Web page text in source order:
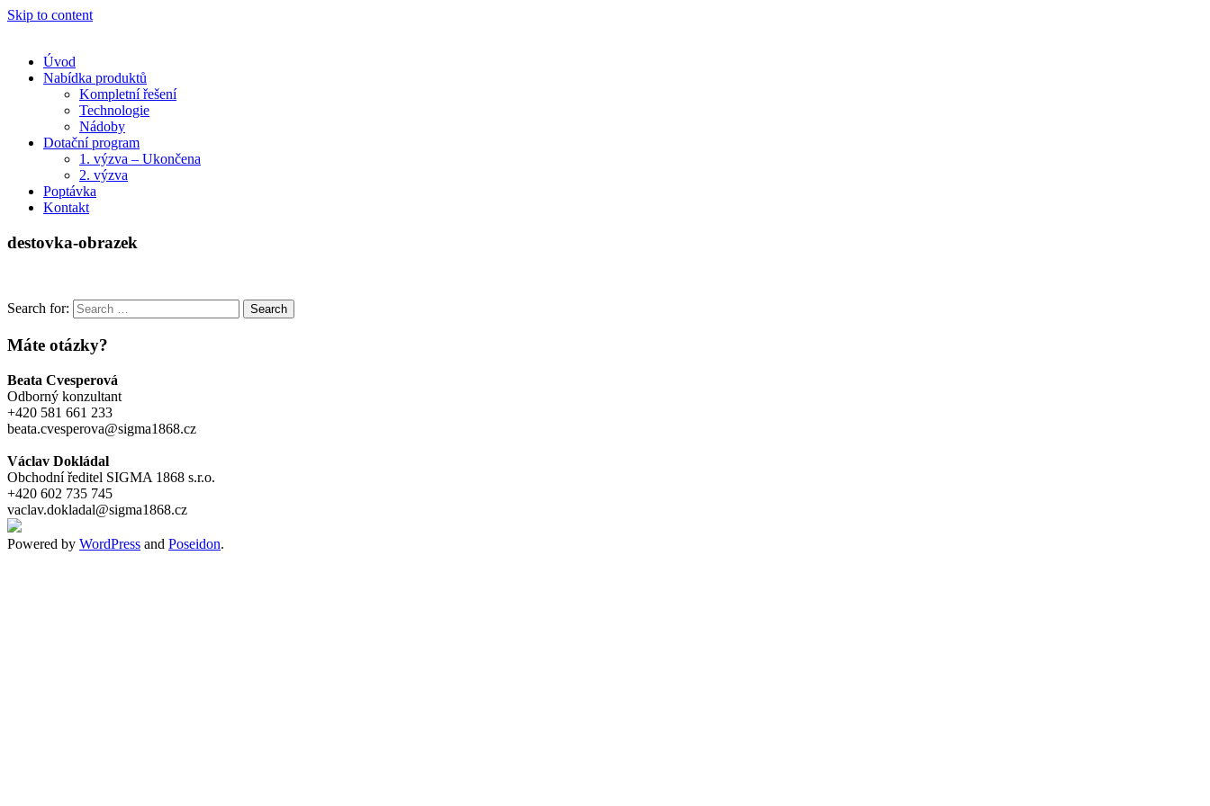
Skip to content
Úvod
Nabídka produktů
Kompletní řešení
Technologie
Nádoby
Dotační program
1. výzva – Ukončena
2. výzva
Poptávka
Kontakt
destovka-obrazek
Search for: Search
Máte otázky?
Beata Cvesperová
Odborný konzultant
+420 581 661 233
beata.cvesperova@sigma1868.cz
Václav Dokládal
Obchodní ředitel SIGMA 1868 s.r.o.
+420 602 735 745
vaclav.dokladal@sigma1868.cz
Powered by WordPress and Poseidon.